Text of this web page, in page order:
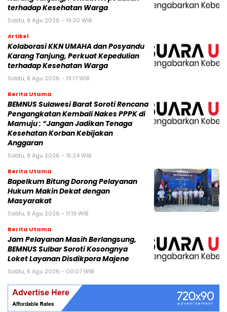
terhadap Kesehatan Warga
Sabtu, 8 Agu 2026 - 19:30 WIB
Artikel
Kolaborasi KKN UMAHA dan Posyandu
Karang Tanjung, Perkuat Kepedulian
terhadap Kesehatan Warga
Sabtu, 8 Agu 2026 - 19:17 WIB
Berita Utama
BEMNUS Sulawesi Barat Soroti Rencana
Pengangkatan Kembali Nakes PPPK di
Mamuju : “Jangan Jadikan Tenaga
Kesehatan Korban Kebijakan
Anggaran
Sabtu, 8 Agu 2026 - 15:24 WIB
Berita Utama
Bapelkum Bitung Dorong Pelayanan
Hukum Makin Dekat dengan
Masyarakat
Sabtu, 8 Agu 2026 - 11:19 WIB
Berita Utama
Jam Pelayanan Masih Berlangsung,
BEMNUS Sulbar Soroti Kosongnya
Loket Layanan Disdikpora Majene
Sabtu, 8 Agu 2026 - 00:07 WIB